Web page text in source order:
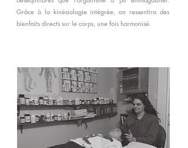
Grâce à la kinésiologie intégrée, on ressentira des
bienfaits directs sur le corps, une fois harmonisé.